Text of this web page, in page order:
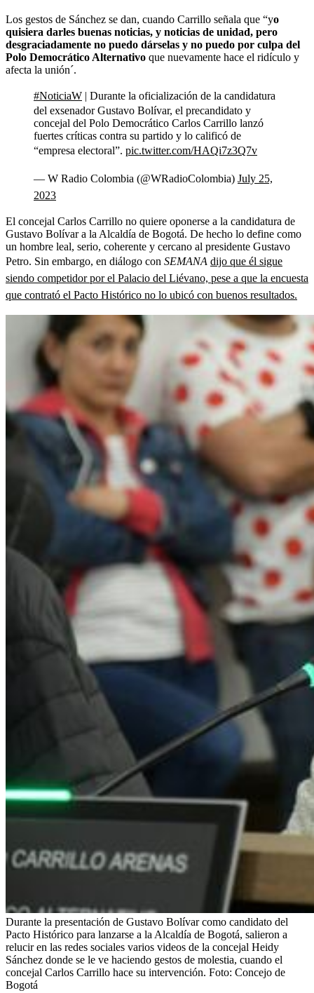
Los gestos de Sánchez se dan, cuando Carrillo señala que “yo
quisiera darles buenas noticias, y noticias de unidad, pero
desgraciadamente no puedo dárselas y no puedo por culpa del
Polo Democrático Alternativo que nuevamente hace el ridículo y
afecta la unión´.
#NoticiaW | Durante la oficialización de la candidatura
del exsenador Gustavo Bolívar, el precandidato y
concejal del Polo Democrático Carlos Carrillo lanzó
fuertes críticas contra su partido y lo calificó de
“empresa electoral”. pic.twitter.com/HAQi7z3Q7v
— W Radio Colombia (@WRadioColombia) July 25,
2023
El concejal Carlos Carrillo no quiere oponerse a la candidatura de
Gustavo Bolívar a la Alcaldía de Bogotá. De hecho lo define como
un hombre leal, serio, coherente y cercano al presidente Gustavo
Petro. Sin embargo, en diálogo con SEMANA dijo que él sigue
siendo competidor por el Palacio del Liévano, pese a que la encuesta
que contrató el Pacto Histórico no lo ubicó con buenos resultados.
Durante la presentación de Gustavo Bolívar como candidato del
Pacto Histórico para lanzarse a la Alcaldía de Bogotá, salieron a
relucir en las redes sociales varios videos de la concejal Heidy
Sánchez donde se le ve haciendo gestos de molestia, cuando el
concejal Carlos Carrillo hace su intervención. Foto: Concejo de
Bogotá